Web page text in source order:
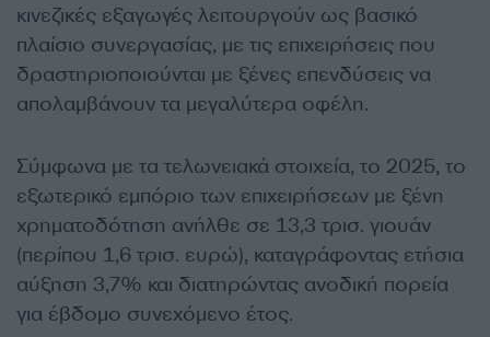
κινεζικές εξαγωγές λειτουργούν ως βασικό
πλαίσιο συνεργασίας, με τις επιχειρήσεις που
δραστηριοποιούνται με ξένες επενδύσεις να
απολαμβάνουν τα μεγαλύτερα οφέλη.
Σύμφωνα με τα τελωνειακά στοιχεία, το 2025, το
εξωτερικό εμπόριο των επιχειρήσεων με ξένη
χρηματοδότηση ανήλθε σε 13,3 τρισ. γιουάν
(περίπου 1,6 τρισ. ευρώ), καταγράφοντας ετήσια
αύξηση 3,7% και διατηρώντας ανοδική πορεία
για έβδομο συνεχόμενο έτος.